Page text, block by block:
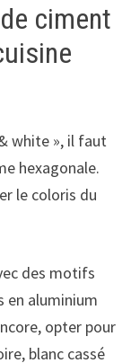
ciment
white », il faut
hexagonale.
le coloris du
des motifs
en aluminium
opter pour
blanc cassé